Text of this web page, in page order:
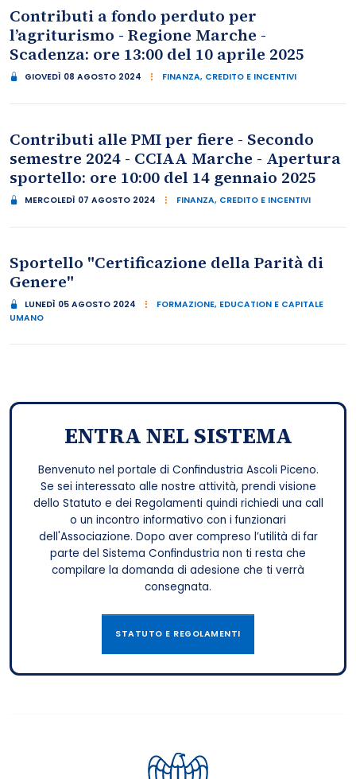
Contributi a fondo perduto per
l’agriturismo - Regione Marche -
Scadenza: ore 13:00 del 10 aprile 2025
GIOVEDÌ 08 AGOSTO 2024 FINANZA, CREDITO E INCENTIVI
Contributi alle PMI per fiere - Secondo
semestre 2024 - CCIAA Marche - Apertura
sportello: ore 10:00 del 14 gennaio 2025
MERCOLEDÌ 07 AGOSTO 2024 FINANZA, CREDITO E INCENTIVI
Sportello "Certificazione della Parità di
Genere"
LUNEDÌ 05 AGOSTO 2024
FORMAZIONE, EDUCATION E CAPITALE
UMANO
ENTRA NEL SISTEMA
Benvenuto nel portale di Confindustria Ascoli Piceno.
Se sei interessato alle nostre attività, prendi visione
dello Statuto e dei Regolamenti quindi richiedi una call
o un incontro informativo con i funzionari
dell'Associazione. Dopo aver compreso l’utilità di far
parte del Sistema Confindustria non ti resta che
compilare la domanda di adesione che ti verrà
consegnata.
STATUTO E REGOLAMENTI